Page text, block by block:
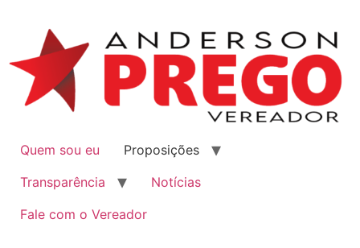
Quem sou eu
Proposições
Transparência
Notícias
Fale com o Vereador